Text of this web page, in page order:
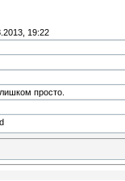
19:22
просто.